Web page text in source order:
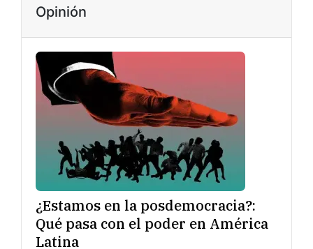
Opinión
¿Estamos en la posdemocracia?:
Qué pasa con el poder en América
Latina